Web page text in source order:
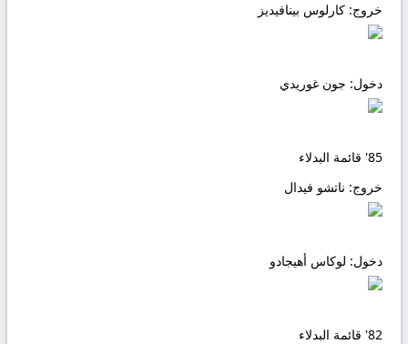
خروج: كارلوس بينافيديز
دخول: جون غوريدي
85' قائمة البدلاء
خروج: ناتشو فيدال
دخول: لوكاس أهيجادو
82' قائمة البدلاء